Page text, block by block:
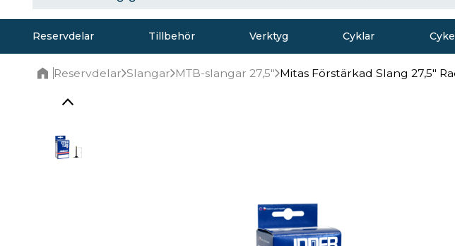
Reservdelar Tillbehör Verktyg Cyklar
Reservdelar Slangar MTB-slangar 27,5" Mitas Förstärkad Slang 27,5"